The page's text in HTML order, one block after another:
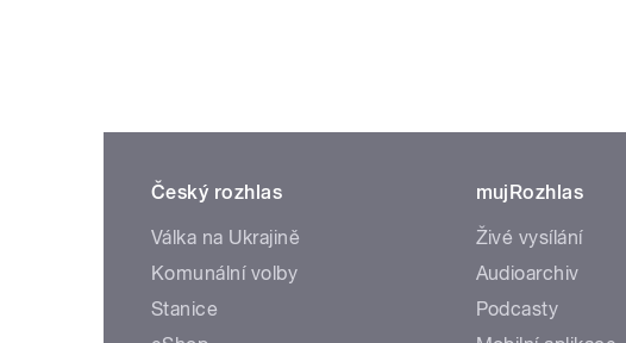
Český rozhlas
Válka na Ukrajině
Komunální volby
Stanice
mujRozhlas
Živé vysílání
Audioarchiv
Podcasty